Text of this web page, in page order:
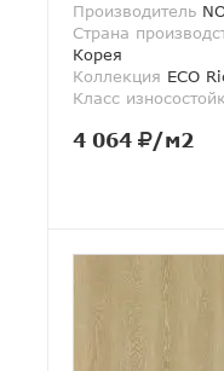
Производитель
Страна
Корея
Коллекция ECO
Класс
4 064 /м2